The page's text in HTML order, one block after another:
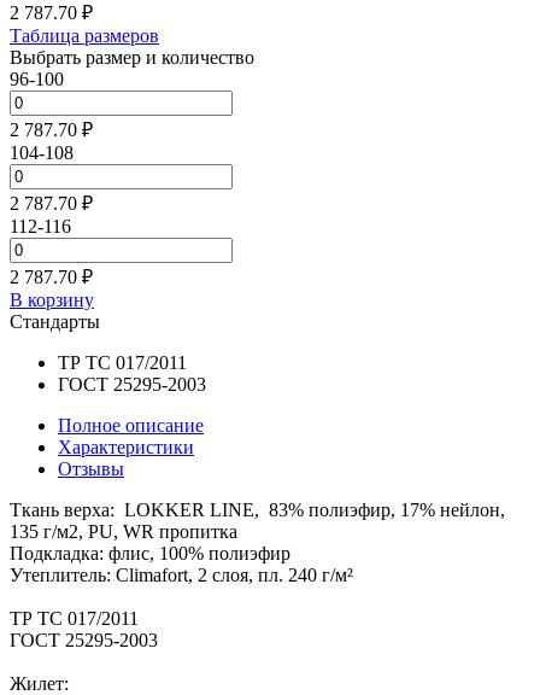
2 787.70 ₽
Таблица размеров
Выбрать размер и количество
96-100
2 787.70 ₽
104-108
2 787.70 ₽
112-116
2 787.70 ₽
В корзину
Стандарты
ТР ТС 017/2011
ГОСТ 25295-2003
Полное описание
Характеристики
Отзывы
Ткань верха: LOKKER LINE, 83% полиэфир, 17% нейлон,
135 г/м2, PU, WR пропитка
Подкладка: флис, 100% полиэфир
Утеплитель: Climafort, 2 слоя, пл. 240 г/м²
ТР ТС 017/2011
ГОСТ 25295-2003
Жилет: